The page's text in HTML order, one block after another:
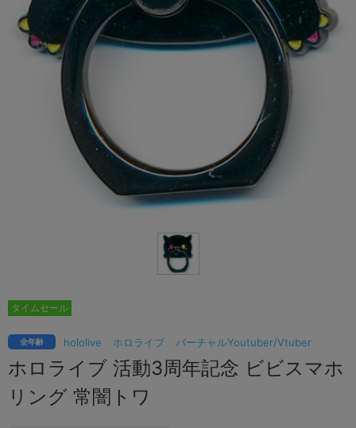
hololive ホロライブ バーチャルYoutuber/Vtuber
全年齢
ホロライブ 活動3周年記念 ビビスマホ
リング 常闇トワ
タイムセール